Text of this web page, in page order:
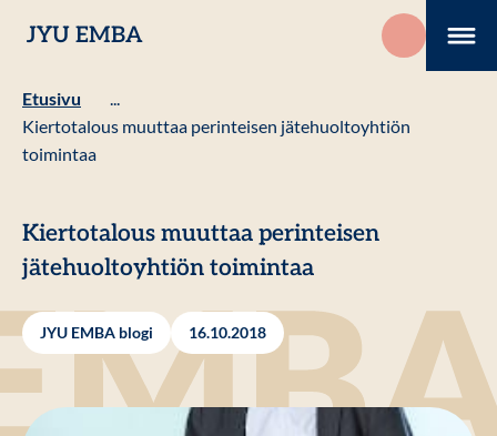
sisältöön
JYU EMBA
Etusivu
...
Kiertotalous muuttaa perinteisen jätehuoltoyhtiön
toimintaa
Kiertotalous muuttaa perinteisen
jätehuoltoyhtiön toimintaa
JYU EMBA blogi 16.10.2018